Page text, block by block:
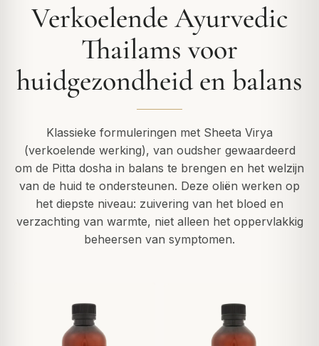
Verkoelende Ayurvedic
Thailams voor
huidgezondheid en balans
Klassieke formuleringen met Sheeta Virya
(verkoelende werking), van oudsher gewaardeerd
om de Pitta dosha in balans te brengen en het welzijn
van de huid te ondersteunen. Deze oliën werken op
het diepste niveau: zuivering van het bloed en
verzachting van warmte, niet alleen het oppervlakkig
beheersen van symptomen.